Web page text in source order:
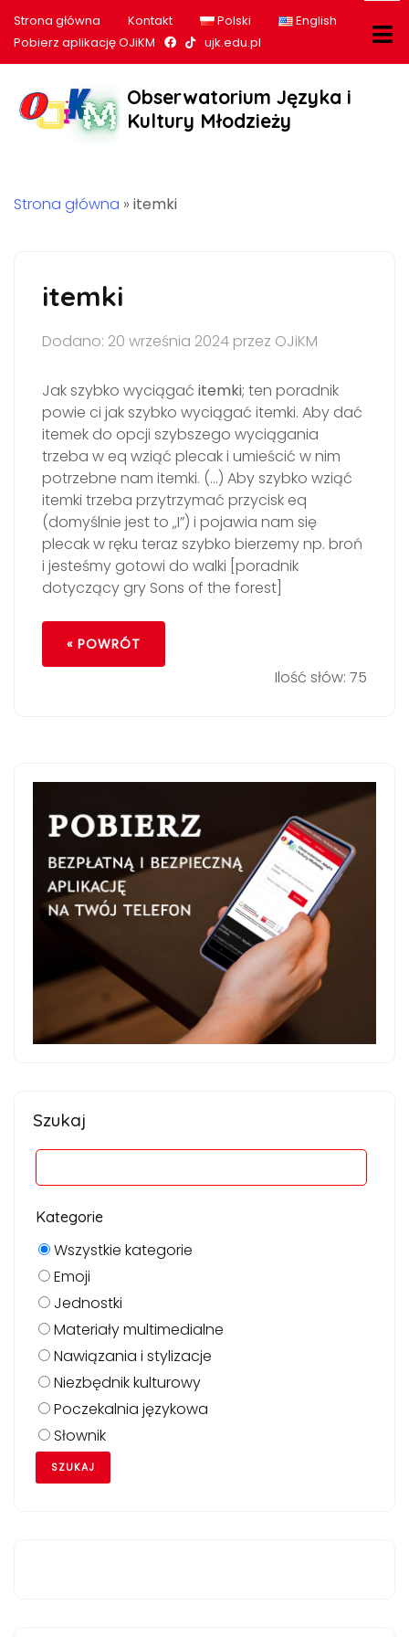
Strona główna Kontakt Polski
English
Pobierz aplikację OJiKM
Nasz profil na Facebook
Nasz profil na tiktok
ujk.edu.pl
Obserwatorium Języka i
Kultury Młodzieży
Strona główna » itemki
itemki
Dodano: 20 września 2024 przez OJiKM
Jak szybko wyciągać itemki; ten poradnik
powie ci jak szybko wyciągać itemki. Aby dać
itemek do opcji szybszego wyciągania
trzeba w eq wziąć plecak i umieścić w nim
potrzebne nam itemki. (…) Aby szybko wziąć
itemki trzeba przytrzymać przycisk eq
(domyślnie jest to „I”) i pojawia nam się
plecak w ręku teraz szybko bierzemy np. broń
i jesteśmy gotowi do walki [poradnik
dotyczący gry Sons of the forest]
« POWRÓT
Ilość słów: 75
Szukaj
Kategorie
Wszystkie kategorie
Emoji
Jednostki
Materiały multimedialne
Nawiązania i stylizacje
Niezbędnik kulturowy
Poczekalnia językowa
Słownik